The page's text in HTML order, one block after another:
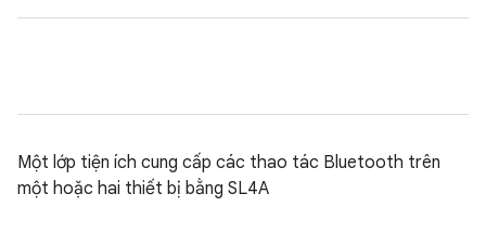
Một lớp tiện ích cung cấp các thao tác Bluetooth trên
một hoặc hai thiết bị bằng SL4A